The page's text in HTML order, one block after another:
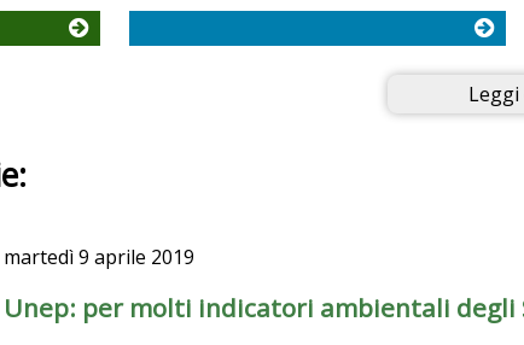
martedì9 aprile 2019
Unep: per molti indicatori ambientali degli